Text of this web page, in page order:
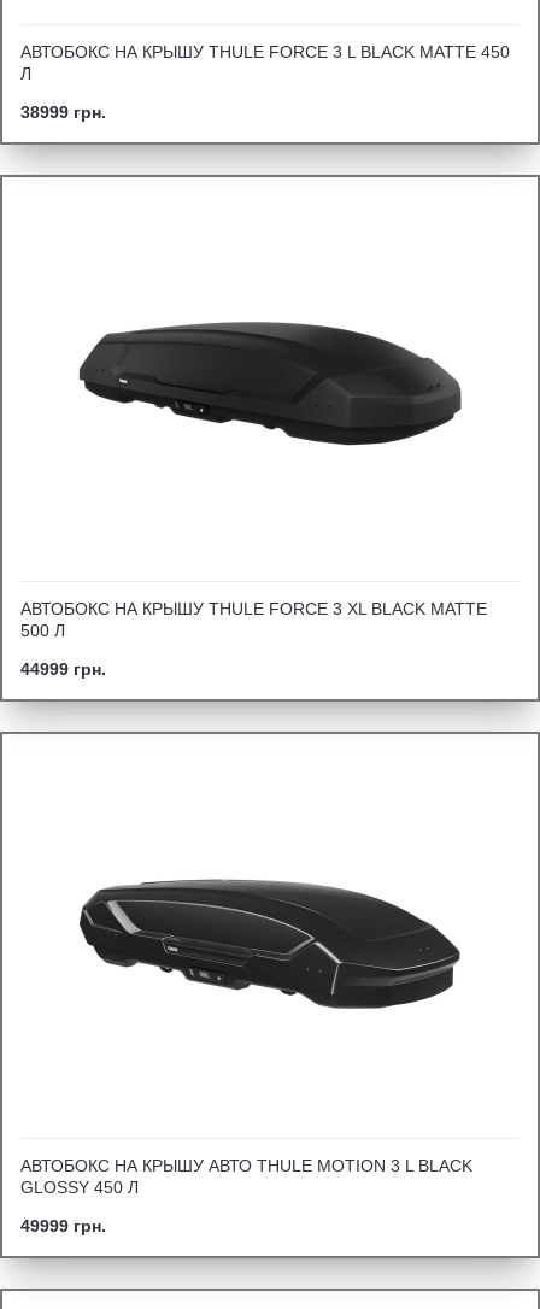
АВТОБОКС НА КРЫШУ THULE FORCE 3 L BLACK MATTE 450
Л
38999 грн.
АВТОБОКС НА КРЫШУ THULE FORCE 3 XL BLACK MATTE
500 Л
44999 грн.
АВТОБОКС НА КРЫШУ АВТО THULE MOTION 3 L BLACK
GLOSSY 450 Л
49999 грн.